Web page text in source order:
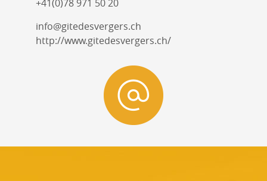
+41(0)78 971 50 20
info@gitedesvergers.ch
http://www.gitedesvergers.ch/